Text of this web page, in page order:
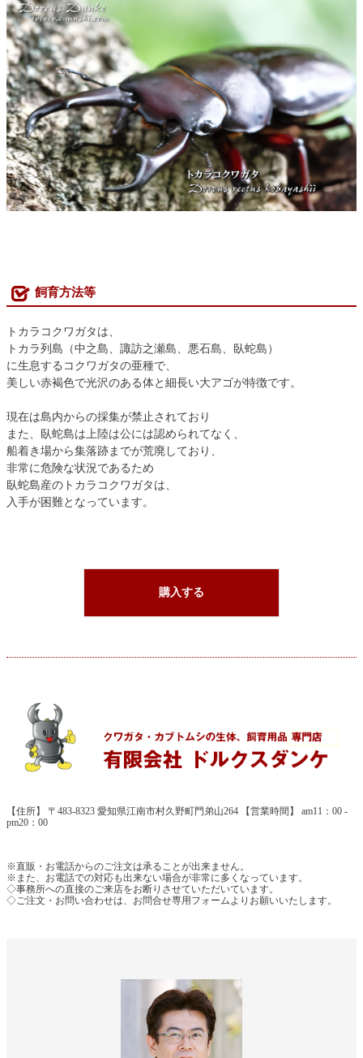
飼育方法等
トカラコクワガタは、
トカラ列島（中之島、諏訪之瀬島、悪石島、臥蛇島）
に生息するコクワガタの亜種で、
美しい赤褐色で光沢のある体と細長い大アゴが特徴です。
現在は島内からの採集が禁止されており
また、臥蛇島は上陸は公には認められてなく、
船着き場から集落跡までが荒廃しており、
非常に危険な状況であるため
臥蛇島産のトカラコクワガタは、
入手が困難となっています。
購入する
【住所】 〒483-8323 愛知県江南市村久野町門弟山264 【営業時間】 am11：00 -
pm20：00
※直販・お電話からのご注文は承ることが出来ません。
※また、お電話での対応も出来ない場合が非常に多くなっています。
◇事務所への直接のご来店をお断りさせていただいています。
◇ご注文・お問い合わせは、お問合せ専用フォームよりお願いいたします。